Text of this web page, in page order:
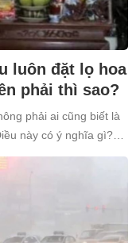
luôn đặt lọ hoa
phải thì sao?
phải ai cũng biết là
này có ý nghĩa gì?
này?